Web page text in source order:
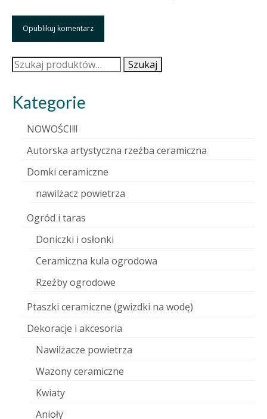
Szukaj: Szukaj
Kategorie
NOWOŚCI!!!
Autorska artystyczna rzeźba ceramiczna
Domki ceramiczne
nawilżacz powietrza
Ogród i taras
Doniczki i osłonki
Ceramiczna kula ogrodowa
Rzeźby ogrodowe
Ptaszki ceramiczne (gwizdki na wodę)
Dekoracje i akcesoria
Nawilżacze powietrza
Wazony ceramiczne
Kwiaty
Anioły